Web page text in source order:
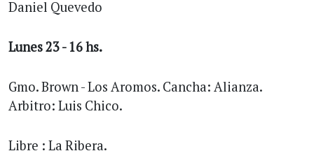
Daniel Quevedo
Lunes 23 - 16 hs.
Gmo. Brown - Los Aromos. Cancha: Alianza.
Arbitro: Luis Chico.
Libre : La Ribera.